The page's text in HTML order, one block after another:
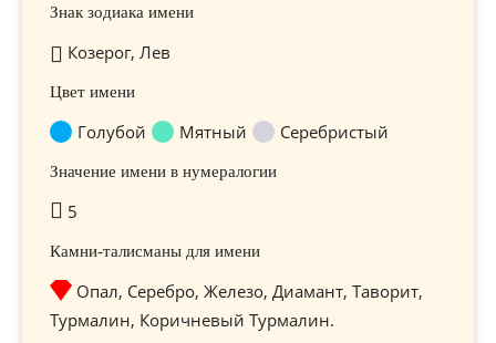
Знак зодиака имени
Козерог, Лев
Цвет имени
Голубой Мятный Серебристый
Значение имени в нумералогии
5
Камни-талисманы для имени
Опал, Серебро, Железо, Диамант, Таворит,
Турмалин, Коричневый Турмалин.